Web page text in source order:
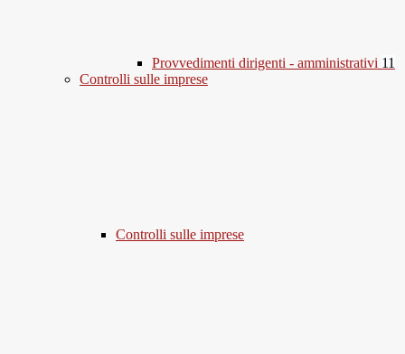
Provvedimenti dirigenti - amministrativi 11
Controlli sulle imprese
Controlli sulle imprese